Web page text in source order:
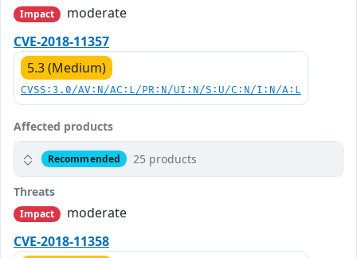
Impact
moderate
CVE-2018-11357
5.3 (Medium)
CVSS:3.0/AV:N/AC:L/PR:N/UI:N/S:U/C:N/I:N/A:L
Affected products
Recommended 25 products
Threats
Impact
moderate
CVE-2018-11358